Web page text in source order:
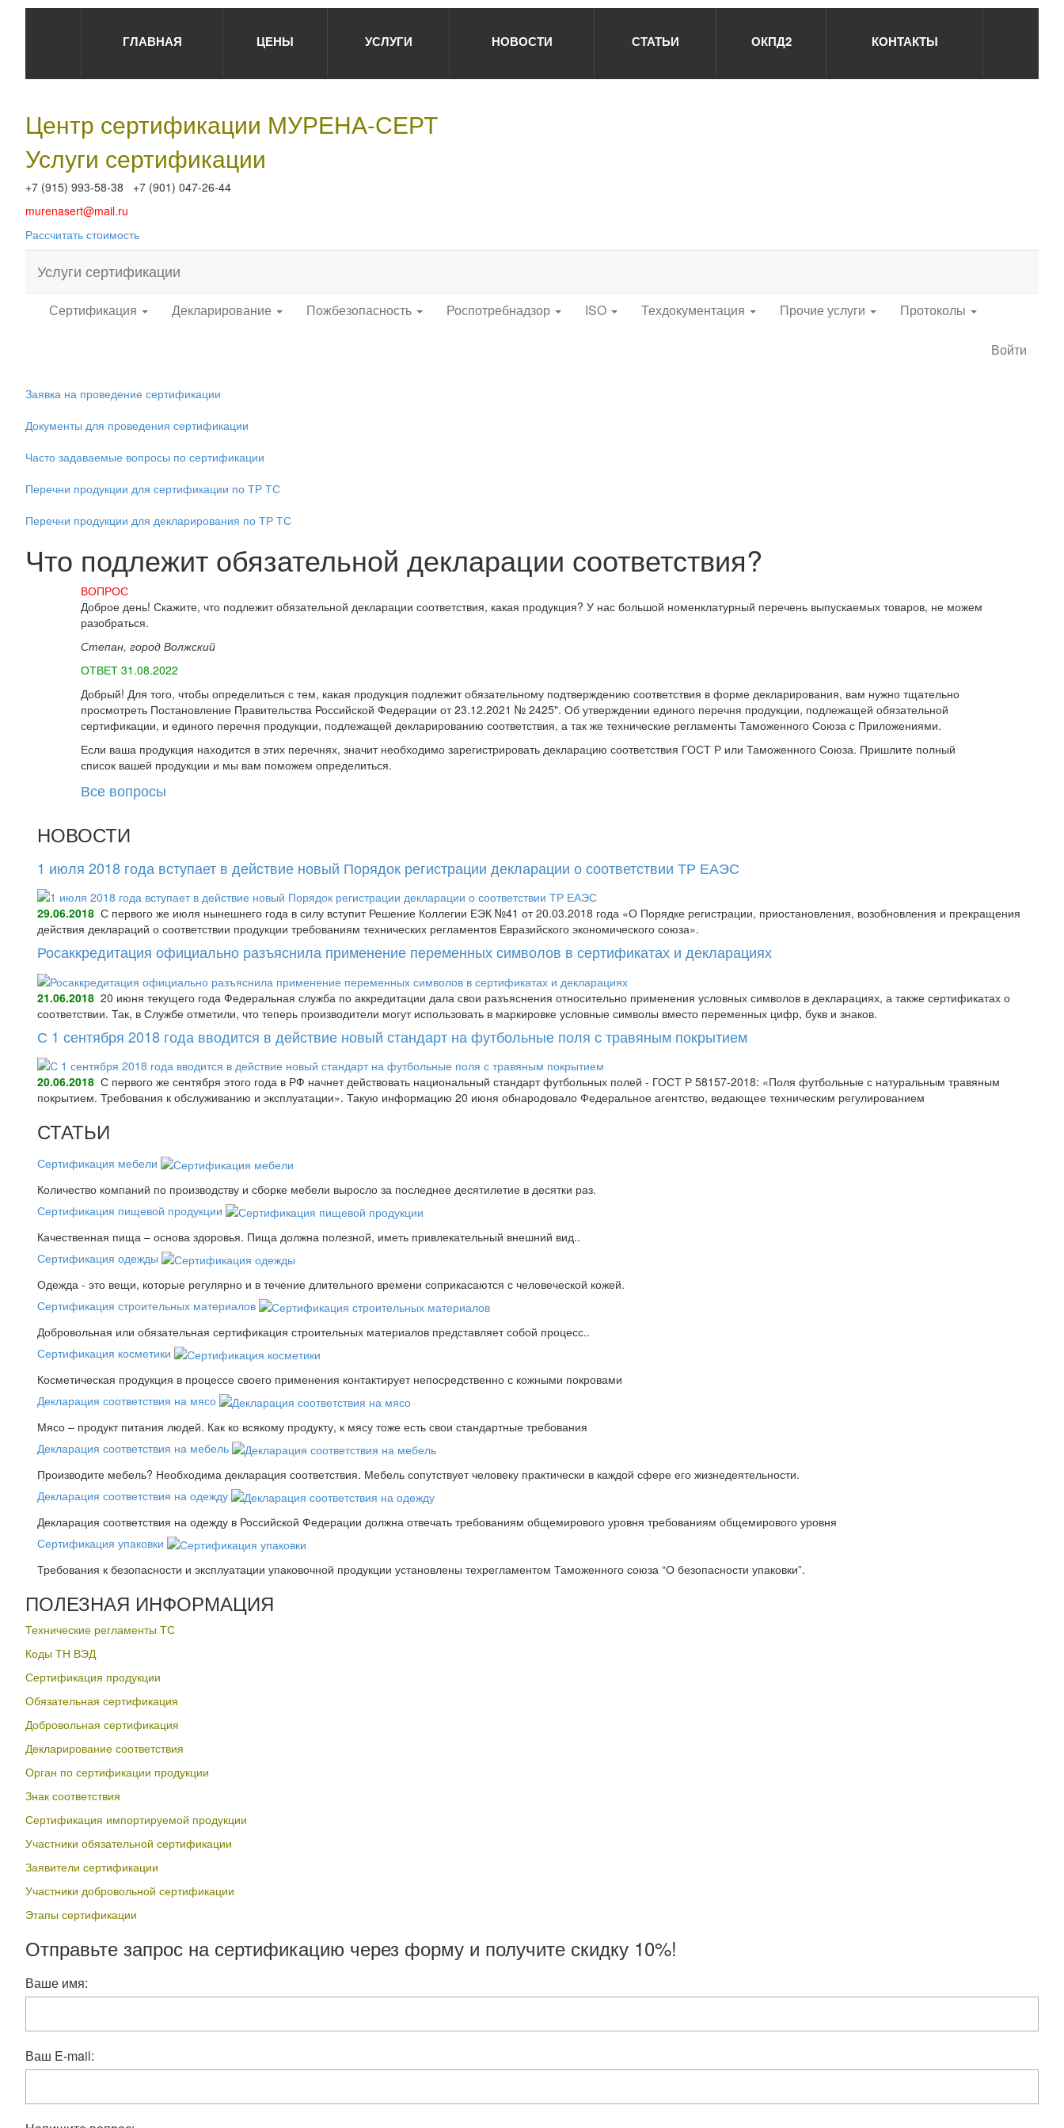
ГЛАВНАЯ ЦЕНЫ УСЛУГИ НОВОСТИ СТАТЬИ ОКПД2 КОНТАКТЫ
Центр сертификации МУРЕНА-СЕРТ
Услуги сертификации
+7 (915) 993-58-38 +7 (901) 047-26-44
murenasert@mail.ru
Рассчитать стоимость
Услуги сертификации
Сертификация Декларирование Пожбезопасность Роспотребнадзор ISO Техдокументация Прочие услуги Протоколы
Войти
Заявка на проведение сертификации
Документы для проведения сертификации
Часто задаваемые вопросы по сертификации
Перечни продукции для сертификации по ТР ТС
Перечни продукции для декларирования по ТР ТС
Что подлежит обязательной декларации соответствия?
ВОПРОС
Доброе день! Скажите, что подлежит обязательной декларации соответствия, какая продукция? У нас большой номенклатурный перечень выпускаемых товаров, не можем
разобраться.
Степан, город Волжский
ОТВЕТ 31.08.2022
Добрый! Для того, чтобы определиться с тем, какая продукция подлежит обязательному подтверждению соответствия в форме декларирования, вам нужно тщательно
просмотреть Постановление Правительства Российской Федерации от 23.12.2021 № 2425". Об утверждении единого перечня продукции, подлежащей обязательной
сертификации, и единого перечня продукции, подлежащей декларированию соответствия, а так же технические регламенты Таможенного Союза с Приложениями.
Если ваша продукция находится в этих перечнях, значит необходимо зарегистрировать декларацию соответствия ГОСТ Р или Таможенного Союза. Пришлите полный
список вашей продукции и мы вам поможем определиться.
Все вопросы
НОВОСТИ
1 июля 2018 года вступает в действие новый Порядок регистрации декларации о соответствии ТР ЕАЭС
29.06.2018 С первого же июля нынешнего года в силу вступит Решение Коллегии ЕЭК №41 от 20.03.2018 года «О Порядке регистрации, приостановления, возобновления и прекращения
действия деклараций о соответствии продукции требованиям технических регламентов Евразийского экономического союза».
Росаккредитация официально разъяснила применение переменных символов в сертификатах и декларациях
21.06.2018 20 июня текущего года Федеральная служба по аккредитации дала свои разъяснения относительно применения условных символов в декларациях, а также сертификатах о
соответствии. Так, в Службе отметили, что теперь производители могут использовать в маркировке условные символы вместо переменных цифр, букв и знаков.
С 1 сентября 2018 года вводится в действие новый стандарт на футбольные поля с травяным покрытием
20.06.2018 С первого же сентября этого года в РФ начнет действовать национальный стандарт футбольных полей - ГОСТ Р 58157-2018: «Поля футбольные с натуральным травяным
покрытием. Требования к обслуживанию и эксплуатации». Такую информацию 20 июня обнародовало Федеральное агентство, ведающее техническим регулированием
СТАТЬИ
Сертификация мебели
Количество компаний по производству и сборке мебели выросло за последнее десятилетие в десятки раз.
Сертификация пищевой продукции
Качественная пища – основа здоровья. Пища должна полезной, иметь привлекательный внешний вид..
Сертификация одежды
Одежда - это вещи, которые регулярно и в течение длительного времени соприкасаются с человеческой кожей.
Сертификация строительных материалов
Добровольная или обязательная сертификация строительных материалов представляет собой процесс..
Сертификация косметики
Косметическая продукция в процессе своего применения контактирует непосредственно с кожными покровами
Декларация соответствия на мясо
Мясо – продукт питания людей. Как ко всякому продукту, к мясу тоже есть свои стандартные требования
Декларация соответствия на мебель
Производите мебель? Необходима декларация соответствия. Мебель сопутствует человеку практически в каждой сфере его жизнедеятельности.
Декларация соответствия на одежду
Декларация соответствия на одежду в Российской Федерации должна отвечать требованиям общемирового уровня требованиям общемирового уровня
Сертификация упаковки
Требования к безопасности и эксплуатации упаковочной продукции установлены техрегламентом Таможенного союза “О безопасности упаковки”.
ПОЛЕЗНАЯ ИНФОРМАЦИЯ
Технические регламенты ТС
Коды ТН ВЭД
Сертификация продукции
Обязательная сертификация
Добровольная сертификация
Декларирование соответствия
Орган по сертификации продукции
Знак соответствия
Сертификация импортируемой продукции
Участники обязательной сертификации
Заявители сертификации
Участники добровольной сертификации
Этапы сертификации
Отправьте запрос на сертификацию через форму и получите скидку 10%!
Ваше имя:
Ваш E-mail: